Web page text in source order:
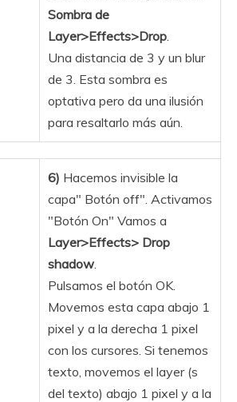
Sombra de
Layer>Effects>Drop.
Una distancia de 3 y un blur
de 3. Esta sombra es
optativa pero da una ilusión
para resaltarlo más aún.
6) Hacemos invisible la
capa" Botón off". Activamos
"Botón On" Vamos a
Layer>Effects> Drop
shadow.
Pulsamos el botón OK.
Movemos esta capa abajo 1
pixel y a la derecha 1 pixel
con los cursores. Si tenemos
texto, movemos el layer (s
del texto) abajo 1 pixel y a la